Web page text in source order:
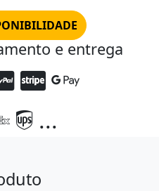
e entrega
...